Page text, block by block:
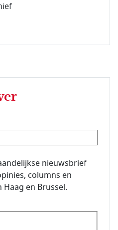
nieuwsbrief
columns en
en Brussel.